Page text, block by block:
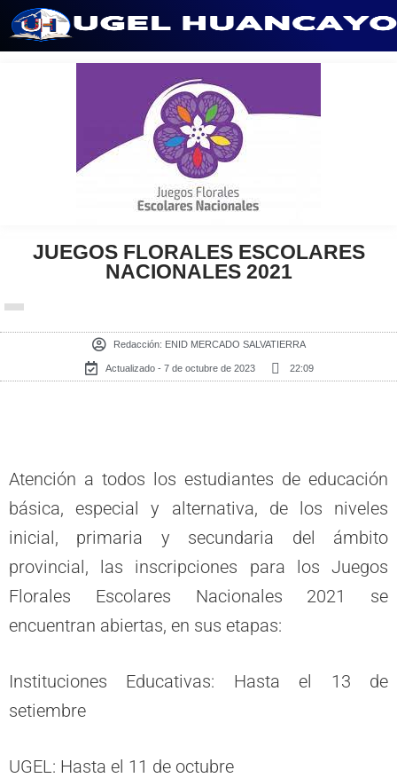
JUEGOS FLORALES ESCOLARES
NACIONALES 2021
Redacción: ENID MERCADO SALVATIERRA
Actualizado - 7 de octubre de 2023 22:09
Atención a todos los estudiantes de educación
básica, especial y alternativa, de los niveles
inicial, primaria y secundaria del ámbito
provincial, las inscripciones para los Juegos
Florales Escolares Nacionales 2021 se
encuentran abiertas, en sus etapas:
Instituciones Educativas: Hasta el 13 de
setiembre
UGEL: Hasta el 11 de octubre